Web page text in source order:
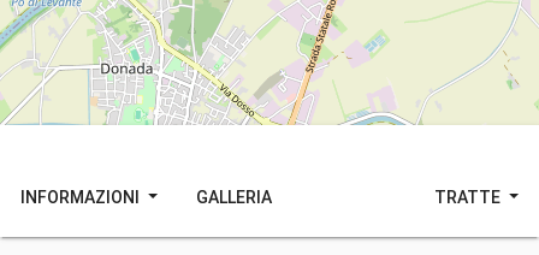
INFORMAZIONI GALLERIA TRATTE